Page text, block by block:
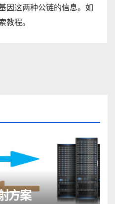
因这两种公链的信息。如
教程。
方案